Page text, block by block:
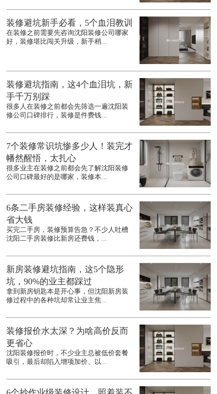
装修避坑新手必看，5个血泪教训
在装修之前需要先咨询沈阳装修公司哪家
好，装修堪比闯关升级，新手稍...
装修避坑指南，这4个血泪坑，新
手千万别踩
很多人在装修之前都会先筛选一遍沈阳装
修公司口碑排行，装修是件费钱...
7个装修常识坑惨多少人！装完才
幡然醒悟，太扎心
很多业主在装修之前都会先了解沈阳装修
公司口碑最好的是哪家，装修本...
6条二手房装修经验，这样装真心
省大钱
买完二手房，装修预算告急？不少人吐槽
沈阳二手房装修比新房还费钱，...
新房装修避坑指南，这5个隐形
坑，90%的业主都踩过
拿到新房钥匙本是开心事，但沈阳新房装
修过程中的各种坑却常让业主焦...
装修报价水太深？为啥高价反而
更省心
沈阳装修报价时，不少业主总被低价套餐
吸引，最后却陷入增项加价、以...